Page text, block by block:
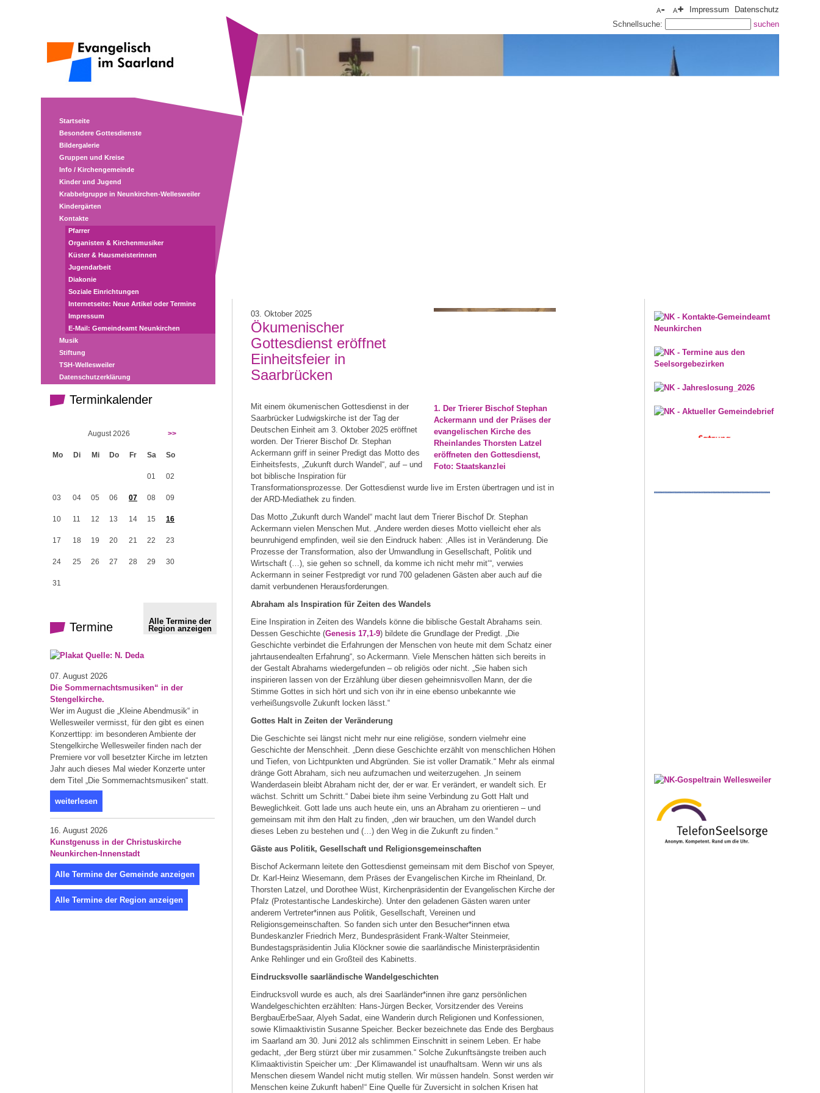
Impressum
Datenschutz
Schnellsuche:
Startseite
Besondere Gottesdienste
Bildergalerie
Gruppen und Kreise
Info / Kirchengemeinde
Kinder und Jugend
Krabbelgruppe in Neunkirchen-Wellesweiler
Kindergärten
Kontakte
Pfarrer
Organisten & Kirchenmusiker
Küster & Hausmeisterinnen
Jugendarbeit
Diakonie
Soziale Einrichtungen
Internetseite: Neue Artikel oder Termine
Impressum
E-Mail: Gemeindeamt Neunkirchen
Musik
Stiftung
TSH-Wellesweiler
Datenschutzerklärung
Terminkalender
August 2026 >>
Mo Di Mi Do Fr Sa So
01 02
03 04 05 06 07 08 09
10 11 12 13 14 15 16
17 18 19 20 21 22 23
24 25 26 27 28 29 30
31
Termine
Alle Termine der
Region anzeigen
07. August 2026
Die Sommernachtsmusiken“ in der
Stengelkirche.
Wer im August die „Kleine Abendmusik“ in
Wellesweiler vermisst, für den gibt es einen
Konzerttipp: im besonderen Ambiente der
Stengelkirche Wellesweiler finden nach der
Premiere vor voll besetzter Kirche im letzten
Jahr auch dieses Mal wieder Konzerte unter
dem Titel „Die Sommernachtsmusiken“ statt.
weiterlesen
16. August 2026
Kunstgenuss in der Christuskirche
Neunkirchen-Innenstadt
Alle Termine der Gemeinde anzeigen
Alle Termine der Region anzeigen
1. Der Trierer Bischof Stephan
Ackermann und der Präses der
evangelischen Kirche des
Rheinlandes Thorsten Latzel
eröffneten den Gottesdienst,
Foto: Staatskanzlei
03. Oktober 2025
Ökumenischer
Gottesdienst eröffnet
Einheitsfeier in
Saarbrücken
Mit einem ökumenischen Gottesdienst in der
Saarbrücker Ludwigskirche ist der Tag der
Deutschen Einheit am 3. Oktober 2025 eröffnet
worden. Der Trierer Bischof Dr. Stephan
Ackermann griff in seiner Predigt das Motto des
Einheitsfests, „Zukunft durch Wandel“, auf – und
bot biblische Inspiration für
Transformationsprozesse. Der Gottesdienst wurde live im Ersten übertragen und ist in
der ARD-Mediathek zu finden.
Das Motto „Zukunft durch Wandel“ macht laut dem Trierer Bischof Dr. Stephan
Ackermann vielen Menschen Mut. „Andere werden dieses Motto vielleicht eher als
beunruhigend empfinden, weil sie den Eindruck haben: ,Alles ist in Veränderung. Die
Prozesse der Transformation, also der Umwandlung in Gesellschaft, Politik und
Wirtschaft (…), sie gehen so schnell, da komme ich nicht mehr mit‘“, verwies
Ackermann in seiner Festpredigt vor rund 700 geladenen Gästen aber auch auf die
damit verbundenen Herausforderungen.
Abraham als Inspiration für Zeiten des Wandels
Eine Inspiration in Zeiten des Wandels könne die biblische Gestalt Abrahams sein.
Dessen Geschichte (Genesis 17,1-9) bildete die Grundlage der Predigt. „Die
Geschichte verbindet die Erfahrungen der Menschen von heute mit dem Schatz einer
jahrtausendealten Erfahrung“, so Ackermann. Viele Menschen hätten sich bereits in
der Gestalt Abrahams wiedergefunden ­– ob religiös oder nicht. „Sie haben sich
inspirieren lassen von der Erzählung über diesen geheimnisvollen Mann, der die
Stimme Gottes in sich hört und sich von ihr in eine ebenso unbekannte wie
verheißungsvolle Zukunft locken lässt.“
Gottes Halt in Zeiten der Veränderung
Die Geschichte sei längst nicht mehr nur eine religiöse, sondern vielmehr eine
Geschichte der Menschheit. „Denn diese Geschichte erzählt von menschlichen Höhen
und Tiefen, von Lichtpunkten und Abgründen. Sie ist voller Dramatik.“ Mehr als einmal
dränge Gott Abraham, sich neu aufzumachen und weiterzugehen. „In seinem
Wanderdasein bleibt Abraham nicht der, der er war. Er verändert, er wandelt sich. Er
wächst. Schritt um Schritt.“ Dabei biete ihm seine Verbindung zu Gott Halt und
Beweglichkeit. Gott lade uns auch heute ein, uns an Abraham zu orientieren – und
gemeinsam mit ihm den Halt zu finden, „den wir brauchen, um den Wandel durch
dieses Leben zu bestehen und (…) den Weg in die Zukunft zu finden.“
Gäste aus Politik, Gesellschaft und Religionsgemeinschaften
Bischof Ackermann leitete den Gottesdienst gemeinsam mit dem Bischof von Speyer,
Dr. Karl-Heinz Wiesemann, dem Präses der Evangelischen Kirche im Rheinland, Dr.
Thorsten Latzel, und Dorothee Wüst, Kirchenpräsidentin der Evangelischen Kirche der
Pfalz (Protestantische Landeskirche). Unter den geladenen Gästen waren unter
anderem Vertreter*innen aus Politik, Gesellschaft, Vereinen und
Religionsgemeinschaften. So fanden sich unter den Besucher*innen etwa
Bundeskanzler Friedrich Merz, Bundespräsident Frank-Walter Steinmeier,
Bundestagspräsidentin Julia Klöckner sowie die saarländische Ministerpräsidentin
Anke Rehlinger und ein Großteil des Kabinetts.
Eindrucksvolle saarländische Wandelgeschichten
Eindrucksvoll wurde es auch, als drei Saarländer*innen ihre ganz persönlichen
Wandelgeschichten erzählten: Hans-Jürgen Becker, Vorsitzender des Vereins
BergbauErbeSaar, Alyeh Sadat, eine Wanderin durch Religionen und Konfessionen,
sowie Klimaaktivistin Susanne Speicher. Becker bezeichnete das Ende des Bergbaus
im Saarland am 30. Juni 2012 als schlimmen Einschnitt in seinem Leben. Er habe
gedacht, „der Berg stürzt über mir zusammen.“ Solche Zukunftsängste treiben auch
Klimaaktivistin Speicher um: „Der Klimawandel ist unaufhaltsam. Wenn wir uns als
Menschen diesem Wandel nicht mutig stellen. Wir müssen handeln. Sonst werden wir
Menschen keine Zukunft haben!“ Eine Quelle für Zuversicht in solchen Krisen hat